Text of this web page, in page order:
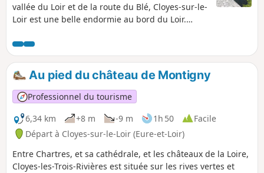
vallée du Loir et de la route du Blé, Cloyes-sur-le-
Loir est une belle endormie au bord du Loir.
patrimoine. La randonnée parcours la campagne
avec ses vallons, forêts, collines vallonnées saura
vous séduire.
Au pied du château de Montigny
Professionnel du tourisme
6,34 km
+8 m -9 m 1h 50
Facile
Départ à Cloyes-sur-le-Loir (Eure-et-Loir)
Entre Chartres, et sa cathédrale, et les châteaux de la Loire,
Cloyes-les-Trois-Rivières est située sur les rives vertes et